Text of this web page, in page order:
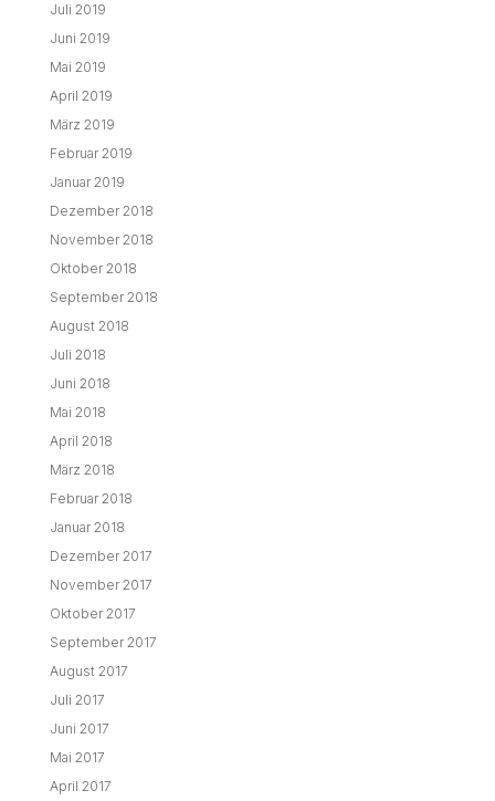
Juli 2019
Juni 2019
Mai 2019
April 2019
März 2019
Februar 2019
Januar 2019
Dezember 2018
November 2018
Oktober 2018
September 2018
August 2018
Juli 2018
Juni 2018
Mai 2018
April 2018
März 2018
Februar 2018
Januar 2018
Dezember 2017
November 2017
Oktober 2017
September 2017
August 2017
Juli 2017
Juni 2017
Mai 2017
April 2017